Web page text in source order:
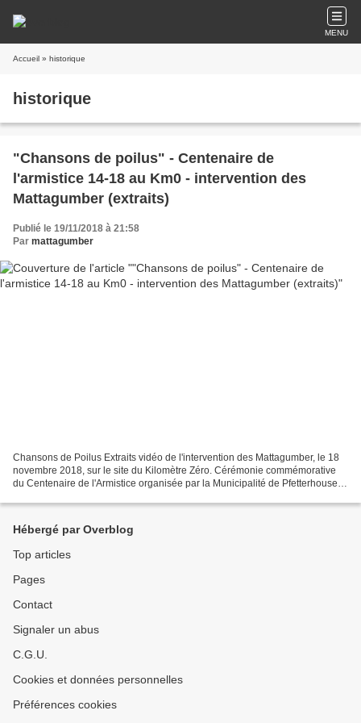
MENU
Accueil » historique
historique
"Chansons de poilus" - Centenaire de
l'armistice 14-18 au Km0 - intervention des
Mattagumber (extraits)
Publié le 19/11/2018 à 21:58
Par mattagumber
Chansons de Poilus Extraits vidéo de l'intervention des Mattagumber, le 18
novembre 2018, sur le site du Kilomètre Zéro. Cérémonie commémorative
du Centenaire de l'Armistice organisée par la Municipalité de Pfetterhouse,
Hébergé par Overblog
Top articles
Pages
Contact
Signaler un abus
C.G.U.
Cookies et données personnelles
Préférences cookies